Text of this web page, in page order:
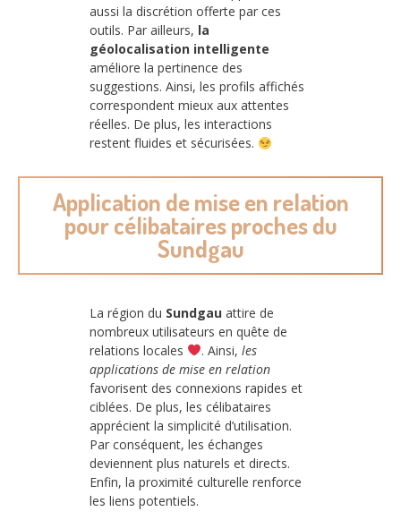
aussi la discrétion offerte par ces
outils. Par ailleurs, la
géolocalisation intelligente
améliore la pertinence des
suggestions. Ainsi, les profils affichés
correspondent mieux aux attentes
réelles. De plus, les interactions
restent fluides et sécurisées.
Application de mise en relation
pour célibataires proches du
Sundgau
La région du Sundgau attire de
nombreux utilisateurs en quête de
relations locales
. Ainsi, les
applications de mise en relation
favorisent des connexions rapides et
ciblées. De plus, les célibataires
apprécient la simplicité d’utilisation.
Par conséquent, les échanges
deviennent plus naturels et directs.
Enfin, la proximité culturelle renforce
les liens potentiels.